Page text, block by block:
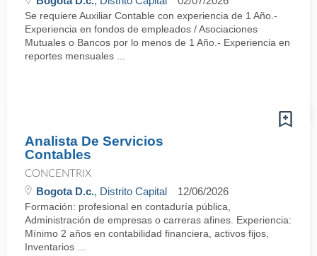
Se requiere Auxiliar Contable con experiencia de 1 Año.-
Experiencia en fondos de empleados / Asociaciones
Mutuales o Bancos por lo menos de 1 Año.- Experiencia en
reportes mensuales ...
Analista De Servicios
Contables
CONCENTRIX
Bogota D.c., Distrito Capital 12/06/2026
Formación: profesional en contaduría pública,
Administración de empresas o carreras afines. Experiencia:
Mínimo 2 años en contabilidad financiera, activos fijos,
Inventarios ...